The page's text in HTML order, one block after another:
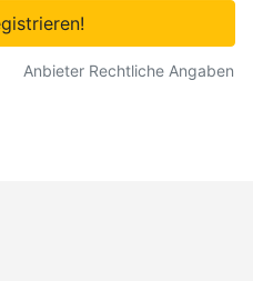
Anbieter Rechtliche Angaben